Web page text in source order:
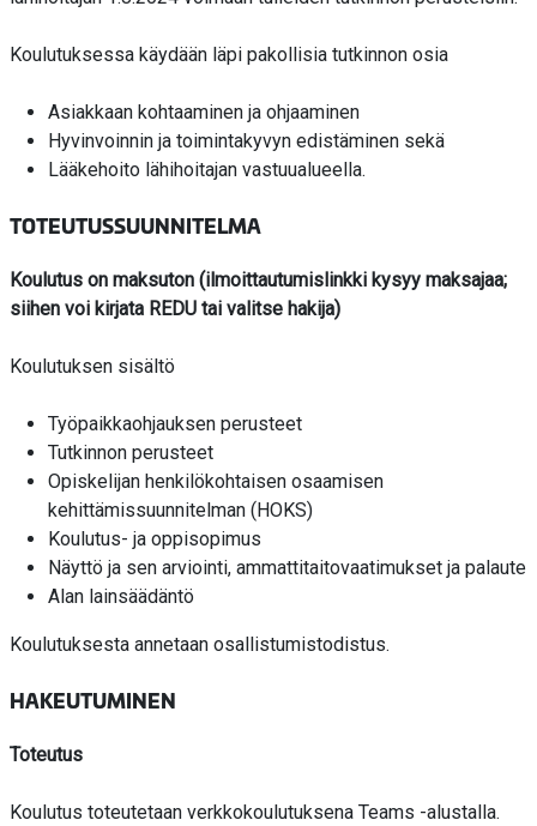
Koulutuksessa käydään läpi pakollisia tutkinnon osia
Asiakkaan kohtaaminen ja ohjaaminen
Hyvinvoinnin ja toimintakyvyn edistäminen sekä
Lääkehoito lähihoitajan vastuualueella.
TOTEUTUSSUUNNITELMA
Koulutus on maksuton (ilmoittautumislinkki kysyy maksajaa;
siihen voi kirjata REDU tai valitse hakija)
Koulutuksen sisältö
Työpaikkaohjauksen perusteet
Tutkinnon perusteet
Opiskelijan henkilökohtaisen osaamisen
kehittämissuunnitelman (HOKS)
Koulutus- ja oppisopimus
Näyttö ja sen arviointi, ammattitaitovaatimukset ja palaute
Alan lainsäädäntö
Koulutuksesta annetaan osallistumistodistus.
HAKEUTUMINEN
Toteutus
Koulutus toteutetaan verkkokoulutuksena Teams -alustalla.